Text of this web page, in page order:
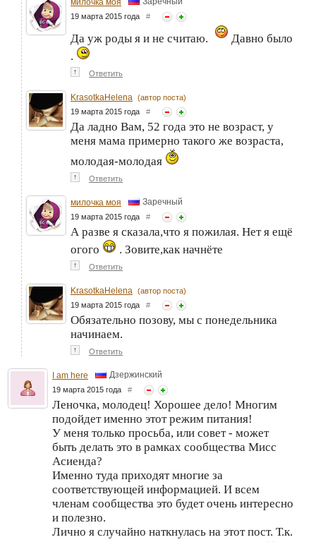
милочка моя
19 марта 2015 года #
Да уж роды я и не считаю.
Давно было
.
↑ Ответить
KrasotkaHelena (автор поста)
19 марта 2015 года #
Да ладно Вам, 52 года это не возраст, у
меня мама примерно такого же возраста,
молодая-молодая
↑ Ответить
милочка моя Заречный
19 марта 2015 года #
А разве я сказала,что я пожилая. Нет я ещё
огого
. Зовите,как начнёте
↑ Ответить
KrasotkaHelena (автор поста)
19 марта 2015 года #
Обязательно позову, мы с понедельника
начинаем.
↑ Ответить
I am here Дзержинский
19 марта 2015 года #
Леночка, молодец! Хорошее дело! Многим
подойдет именно этот режим питания!
У меня только просьба, или совет - может
быть делать это в рамках сообщества Мисс
Асиенда?
Именно туда приходят многие за
соответствующей информацией. И всем
членам сообщества это будет очень интересно
и полезно.
Лично я случайно наткнулась на этот пост. Т.к.